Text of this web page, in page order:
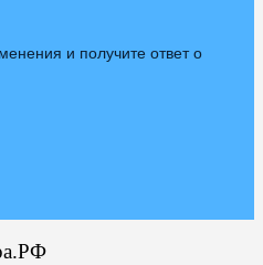
и получите ответ о